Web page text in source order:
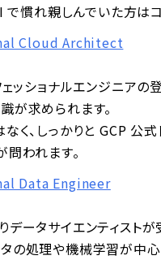
で慣れ親しんでいた方は
Cloud Architect
ッショナルエンジニアの
が求められます。
なく、しっかりと GCP 公
問われます。
Data Engineer
データサイエンティストが
の処理や機械学習が中